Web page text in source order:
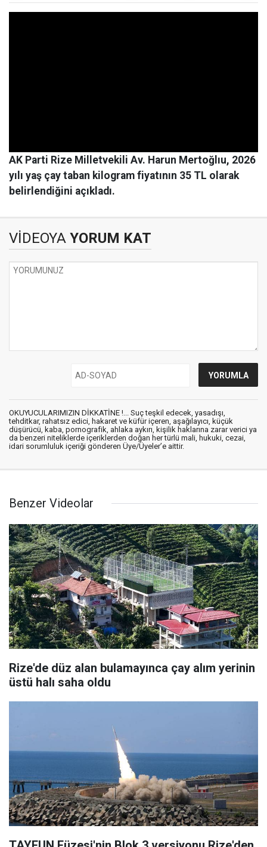
AK Parti Rize Milletvekili Av. Harun Mertoğlıu, 2026
yılı yaş çay taban kilogram fiyatının 35 TL olarak
belirlendiğini açıkladı.
VİDEOYA YORUM KAT
OKUYUCULARIMIZIN DİKKATİNE !... Suç teşkil edecek, yasadışı,
tehditkar, rahatsız edici, hakaret ve küfür içeren, aşağılayıcı, küçük
düşürücü, kaba, pornografik, ahlaka aykırı, kişilik haklarına zarar verici ya
da benzeri niteliklerde içeriklerden doğan her türlü mali, hukuki, cezai,
idari sorumluluk içeriği gönderen Üye/Üyeler’e aittir.
Benzer Videolar
Rize'de düz alan bulamayınca çay alım yerinin
üstü halı saha oldu